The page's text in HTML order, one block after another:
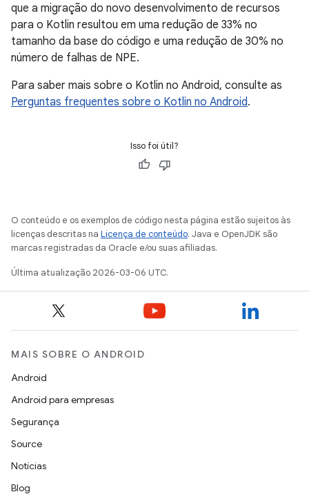
que a migração do novo desenvolvimento de recursos
para o Kotlin resultou em uma redução de 33% no
tamanho da base do código e uma redução de 30% no
número de falhas de NPE.
Para saber mais sobre o Kotlin no Android, consulte as
Perguntas frequentes sobre o Kotlin no Android.
Isso foi útil?
O conteúdo e os exemplos de código nesta página estão sujeitos às
licenças descritas na Licença de conteúdo. Java e OpenJDK são
marcas registradas da Oracle e/ou suas afiliadas.
Última atualização 2026-03-06 UTC.
MAIS SOBRE O ANDROID
Android
Android para empresas
Segurança
Source
Notícias
Blog